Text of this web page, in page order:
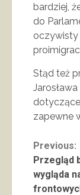
bardziej,
do
oczywisty
Stąd też
zapewne
Previous:
Przegląd
wygląda